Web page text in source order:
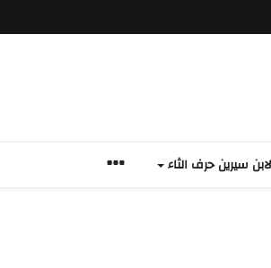
سيرين حرف الثاء